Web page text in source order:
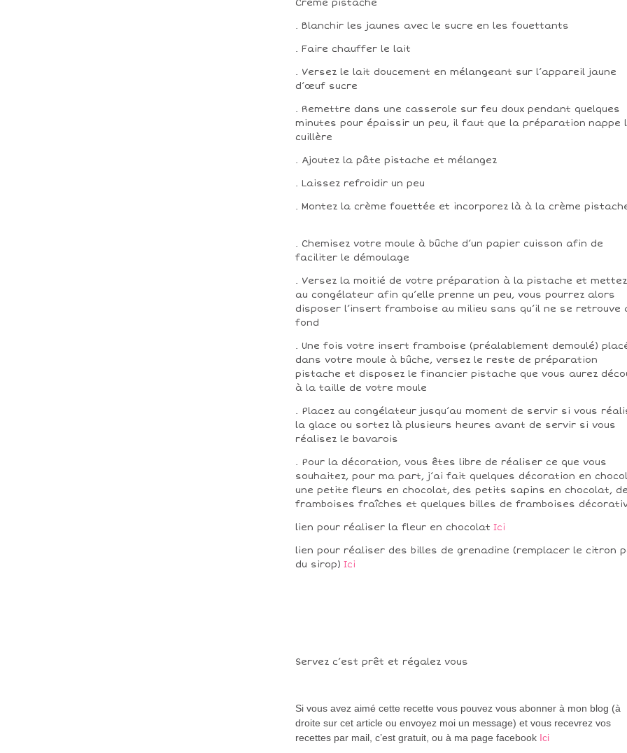
Crème pistache
. Blanchir les jaunes avec le sucre en les fouettants
. Faire chauffer le lait
. Versez le lait doucement en mélangeant sur l’appareil jaune
d’œuf sucre
. Remettre dans une casserole sur feu doux pendant quelques
minutes pour épaissir un peu, il faut que la préparation nappe
cuillère
. Ajoutez la pâte pistache et mélangez
. Laissez refroidir un peu
. Montez la crème fouettée et incorporez là à la crème
. Chemisez votre moule à bûche d’un papier cuisson afin de
faciliter le démoulage
. Versez la moitié de votre préparation à la pistache et
au congélateur afin qu’elle prenne un peu, vous pourrez alors
disposer l’insert framboise au milieu sans qu’il ne se retrouve
fond
. Une fois votre insert framboise (préalablement demoulé)
dans votre moule à bûche, versez le reste de préparation
pistache et disposez le financier pistache que vous aurez
à la taille de votre moule
. Placez au congélateur jusqu’au moment de servir si vous
la glace ou sortez là plusieurs heures avant de servir si vous
réalisez le bavarois
. Pour la décoration, vous êtes libre de réaliser ce que vous
souhaitez, pour ma part, j’ai fait quelques décoration en
une petite fleurs en chocolat, des petits sapins en chocolat,
framboises fraîches et quelques billes de framboises
lien pour réaliser la fleur en chocolat Ici
lien pour réaliser des billes de grenadine (remplacer le citron
du sirop) Ici
Servez c’est prêt et régalez vous
Si vous avez aimé cette recette vous pouvez vous abonner à mon blog (à
droite sur cet article ou envoyez moi un message) et vous recevrez vos
recettes par mail, c’est gratuit , ou à ma page facebook Ici